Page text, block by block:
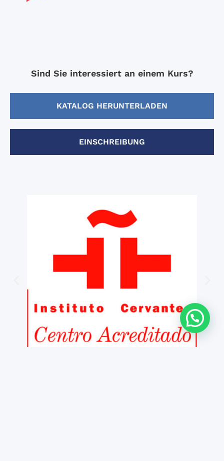
Sind Sie interessiert an einem Kurs?
KATALOG HERUNTERLADEN
EINSCHREIBUNG